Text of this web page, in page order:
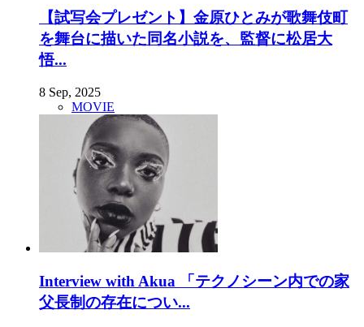
【試写会プレゼント】金原ひとみが歌舞伎町
を舞台に描いた同名小説を、監督に松居大
悟...
8 Sep, 2025
MOVIE
Interview with Akua 「テクノシーン内での家
父長制の存在につい...